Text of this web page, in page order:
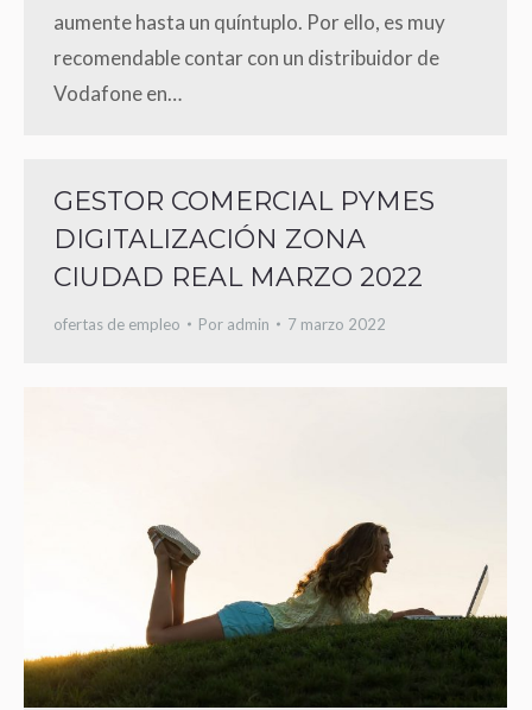
aumente hasta un quíntuplo. Por ello, es muy
recomendable contar con un distribuidor de
Vodafone en…
GESTOR COMERCIAL PYMES
DIGITALIZACIÓN ZONA
CIUDAD REAL MARZO 2022
ofertas de empleo Por admin 7 marzo 2022